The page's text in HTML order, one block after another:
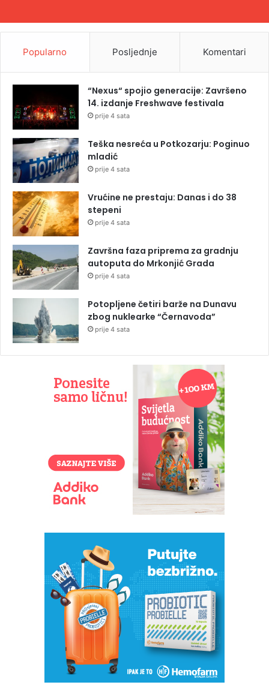
Popularno Posljednje Komentari
“Nexus“ spojio generacije: Završeno
14. izdanje Freshwave festivala
prije 4 sata
Teška nesreća u Potkozarju: Poginuo
mladić
prije 4 sata
Vrućine ne prestaju: Danas i do 38
stepeni
prije 4 sata
Završna faza priprema za gradnju
autoputa do Mrkonjić Grada
prije 4 sata
Potopljene četiri barže na Dunavu
zbog nuklearke “Černavoda”
prije 4 sata